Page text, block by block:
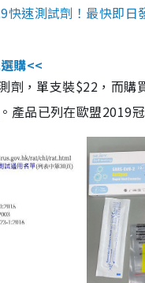
速測試劑！最快即日
購<<
劑，單支裝$22，而
品已列在歐盟2019